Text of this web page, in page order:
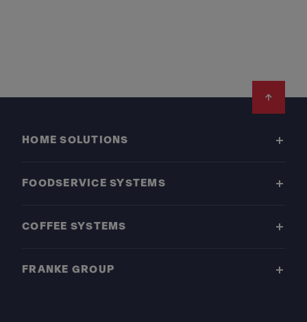
HOME SOLUTIONS
FOODSERVICE SYSTEMS
COFFEE SYSTEMS
FRANKE GROUP